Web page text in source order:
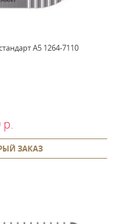
A5 1264-7110
р.
ЗАКАЗ